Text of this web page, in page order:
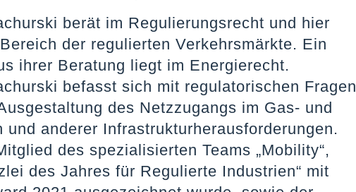
berät im Regulierungsrecht und hier
der regulierten Verkehrsmärkte. Ein
ihrer Beratung liegt im Energierecht.
befasst sich mit regulatorischen Fragen
des Netzzugangs im Gas- und
und anderer Infrastrukturherausforderungen.
des spezialisierten Teams „Mobility“,
des Jahres für Regulierte Industrien“ mit